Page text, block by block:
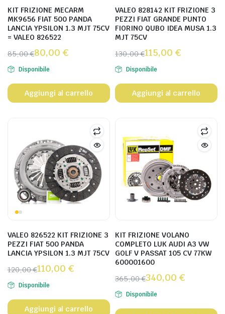
KIT FRIZIONE MECARM
MK9656 FIAT 500 PANDA
LANCIA YPSILON 1.3 MJT 75CV
= VALEO 826522
85,00€80,00 €
Disponibile
Aggiungi al carrello
VALEO 828142 KIT FRIZIONE 3
PEZZI FIAT GRANDE PUNTO
FIORINO QUBO IDEA MUSA 1.3
MJT 75CV
130,00€115,00 €
Disponibile
Aggiungi al carrello
VALEO 826522 KIT FRIZIONE 3
PEZZI FIAT 500 PANDA
LANCIA YPSILON 1.3 MJT 75CV
120,00€110,00 €
Disponibile
Aggiungi al carrello
KIT FRIZIONE VOLANO
COMPLETO LUK AUDI A3 VW
GOLF V PASSAT 105 CV 77KW
600001600
365,00€340,00 €
Disponibile